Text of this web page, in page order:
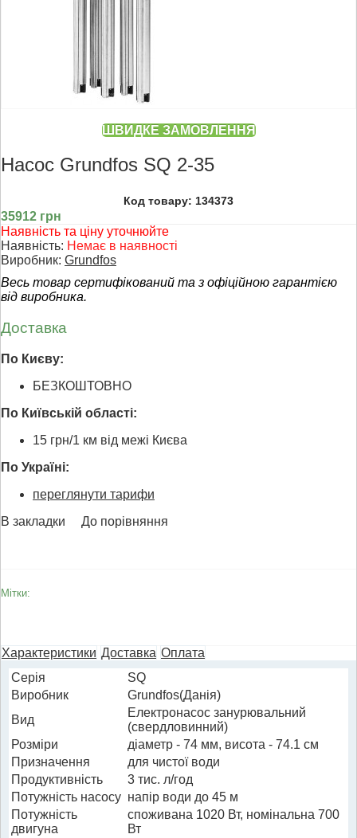
ШВИДКЕ ЗАМОВЛЕННЯ
Насос Grundfos SQ 2-35
Код товару: 134373
35912 грн
Наявність та ціну уточнюйте
Наявність: Немає в наявності
Виробник: Grundfos
Весь товар сертифікований та з офіційною гарантією
від виробника.
Доставка
По Києву:
БЕЗКОШТОВНО
По Київській області:
15 грн/1 км від межі Києва
По Україні:
переглянути тарифи
В закладки
До порівняння
Мітки:
Характеристики Доставка Оплата
Cерія
SQ
Виробник
Grundfos(Данія)
Вид
Електронасос занурювальний
(свердловинний)
Розміри
діаметр - 74 мм, висота - 74.1 см
Призначення
для чистої води
Продуктивність
3 тис. л/год
Потужність насосу напір води до 45 м
Потужність
двигуна
споживана 1020 Вт, номінальна 700
Вт